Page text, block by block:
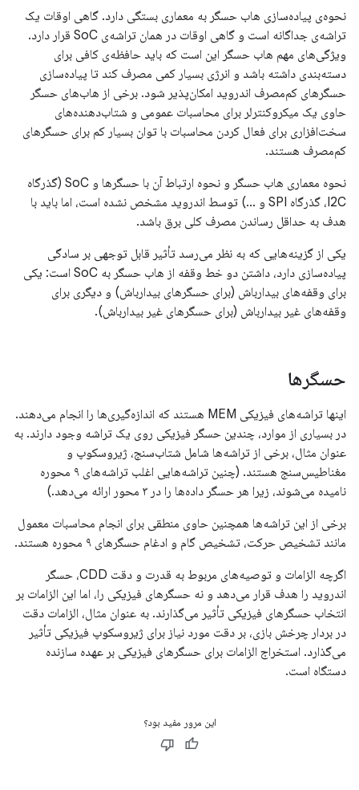
نحوه‌ی پیاده‌سازی هاب حسگر به معماری بستگی دارد. گاهی اوقات یک
تراشه‌ی جداگانه است و گاهی اوقات در همان تراشه‌ی SoC قرار دارد.
ویژگی‌های مهم هاب حسگر این است که باید حافظه‌ی کافی برای
دسته‌بندی داشته باشد و انرژی بسیار کمی مصرف کند تا پیاده‌سازی
حسگرهای کم‌مصرف اندروید امکان‌پذیر شود. برخی از هاب‌های حسگر
حاوی یک میکروکنترلر برای محاسبات عمومی و شتاب‌دهنده‌های
سخت‌افزاری برای فعال کردن محاسبات با توان بسیار کم برای حسگرهای
کم‌مصرف هستند.
نحوه معماری هاب حسگر و نحوه ارتباط آن با حسگرها و SoC (گذرگاه
I2C، گذرگاه SPI و ...) توسط اندروید مشخص نشده است، اما باید با
هدف به حداقل رساندن مصرف کلی برق باشد.
یکی از گزینه‌هایی که به نظر می‌رسد تأثیر قابل توجهی بر سادگی
پیاده‌سازی دارد، داشتن دو خط وقفه از هاب حسگر به SoC است: یکی
برای وقفه‌های بیدارباش (برای حسگرهای بیدارباش) و دیگری برای
وقفه‌های غیر بیدارباش (برای حسگرهای غیر بیدارباش).
حسگرها
اینها تراشه‌های فیزیکی MEM هستند که اندازه‌گیری‌ها را انجام می‌دهند.
در بسیاری از موارد، چندین حسگر فیزیکی روی یک تراشه وجود دارند. به
عنوان مثال، برخی از تراشه‌ها شامل شتاب‌سنج، ژیروسکوپ و
مغناطیس‌سنج هستند. (چنین تراشه‌هایی اغلب تراشه‌های ۹ محوره
نامیده می‌شوند، زیرا هر حسگر داده‌ها را در ۳ محور ارائه می‌دهد.)
برخی از این تراشه‌ها همچنین حاوی منطقی برای انجام محاسبات معمول
مانند تشخیص حرکت، تشخیص گام و ادغام حسگرهای ۹ محوره هستند.
اگرچه الزامات و توصیه‌های مربوط به قدرت و دقت CDD، حسگر
اندروید را هدف قرار می‌دهد و نه حسگرهای فیزیکی را، اما این الزامات بر
انتخاب حسگرهای فیزیکی تأثیر می‌گذارند. به عنوان مثال، الزامات دقت
در بردار چرخش بازی، بر دقت مورد نیاز برای ژیروسکوپ فیزیکی تأثیر
می‌گذارد. استخراج الزامات برای حسگرهای فیزیکی بر عهده سازنده
دستگاه است.
این مرور مفید بود؟